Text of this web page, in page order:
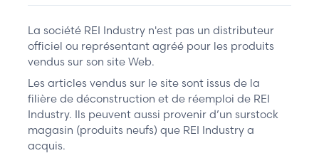
La société REI Industry n'est pas un distributeur
officiel ou représentant agréé pour les produits
vendus sur son site Web.
Les articles vendus sur le site sont issus de la
filière de déconstruction et de réemploi de REI
Industry. Ils peuvent aussi provenir d’un surstock
magasin (produits neufs) que REI Industry a
acquis.